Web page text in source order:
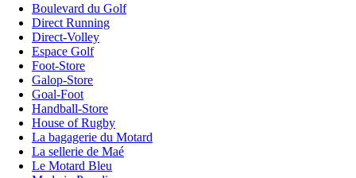
Boulevard du Golf
Direct Running
Direct-Volley
Espace Golf
Foot-Store
Galop-Store
Goal-Foot
Handball-Store
House of Rugby
La bagagerie du Motard
La sellerie de Maé
Le Motard Bleu